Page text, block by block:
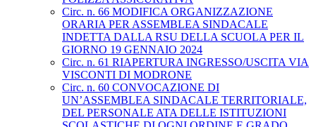
Circ. n. 66 MODIFICA ORGANIZZAZIONE
ORARIA PER ASSEMBLEA SINDACALE
INDETTA DALLA RSU DELLA SCUOLA PER IL
GIORNO 19 GENNAIO 2024
Circ. n. 61 RIAPERTURA INGRESSO/USCITA VIA
VISCONTI DI MODRONE
Circ. n. 60 CONVOCAZIONE DI
UN’ASSEMBLEA SINDACALE TERRITORIALE,
DEL PERSONALE ATA DELLE ISTITUZIONI